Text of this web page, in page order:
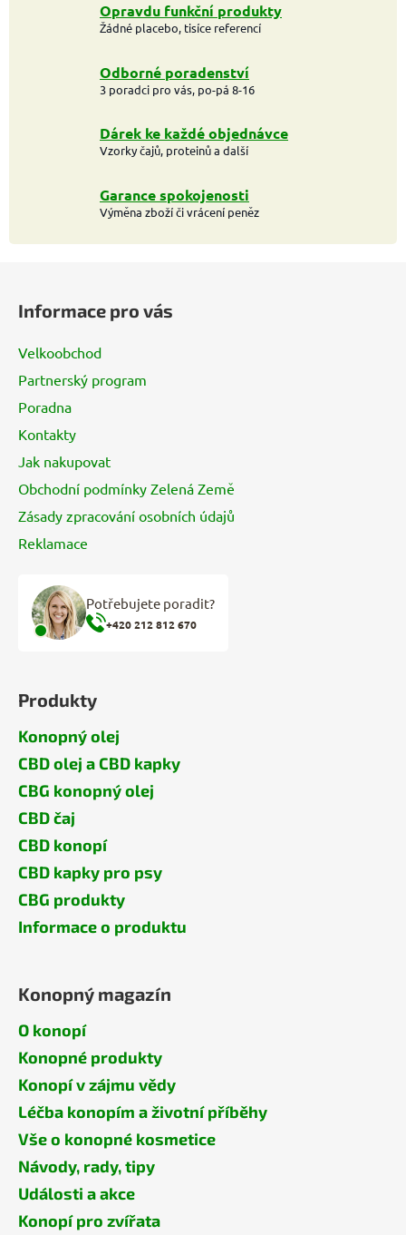
Opravdu funkční produkty
Žádné placebo, tisíce referencí
Odborné poradenství
3 poradci pro vás, po-pá 8-16
Dárek ke každé objednávce
Vzorky čajů, proteinů a další
Garance spokojenosti
Výměna zboží či vrácení peněz
Informace pro vás
Velkoobchod
Partnerský program
Poradna
Kontakty
Jak nakupovat
Obchodní podmínky Zelená Země
Zásady zpracování osobních údajů
Reklamace
Potřebujete poradit?
+420 212 812 670
Produkty
Konopný olej
CBD olej a CBD kapky
CBG konopný olej
CBD čaj
CBD konopí
CBD kapky pro psy
CBG produkty
Informace o produktu
Konopný magazín
O konopí
Konopné produkty
Konopí v zájmu vědy
Léčba konopím a životní příběhy
Vše o konopné kosmetice
Návody, rady, tipy
Události a akce
Konopí pro zvířata